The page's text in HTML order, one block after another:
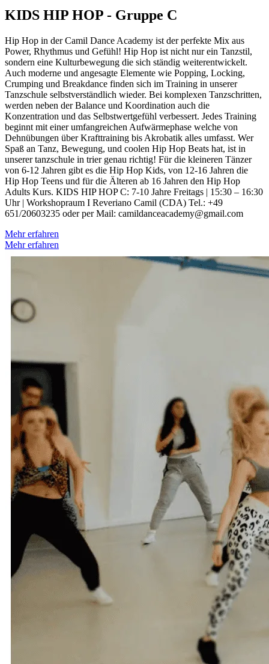
KIDS HIP HOP - Gruppe C
Hip Hop in der Camil Dance Academy ist der perfekte Mix aus
Power, Rhythmus und Gefühl! Hip Hop ist nicht nur ein Tanzstil,
sondern eine Kulturbewegung die sich ständig weiterentwickelt.
Auch moderne und angesagte Elemente wie Popping, Locking,
Crumping und Breakdance finden sich im Training in unserer
Tanzschule selbstverständlich wieder. Bei komplexen Tanzschritten,
werden neben der Balance und Koordination auch die
Konzentration und das Selbstwertgefühl verbessert. Jedes Training
beginnt mit einer umfangreichen Aufwärmephase welche von
Dehnübungen über Krafttraining bis Akrobatik alles umfasst. Wer
Spaß an Tanz, Bewegung, und coolen Hip Hop Beats hat, ist in
unserer tanzschule in trier genau richtig! Für die kleineren Tänzer
von 6-12 Jahren gibt es die Hip Hop Kids, von 12-16 Jahren die
Hip Hop Teens und für die Älteren ab 16 Jahren den Hip Hop
Adults Kurs. KIDS HIP HOP C: 7-10 Jahre Freitags | 15:30 – 16:30
Uhr | Workshopraum I Reveriano Camil (CDA) Tel.: +49
651/20603235 oder per Mail: camildanceacademy@gmail.com
Mehr erfahren
Mehr erfahren